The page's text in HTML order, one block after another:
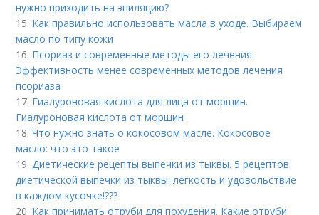
нужно приходить на эпиляцию?
15. Как правильно использовать масла в уходе. Выбираем
масло по типу кожи
16. Псориаз и современные методы его лечения.
Эффективность менее современных методов лечения
псориаза
17. Гиалуроновая кислота для лица от морщин.
Гиалуроновая кислота от морщин
18.Что нужно знать о кокосовом масле. Кокосовое
масло: что это такое
19.Диетические рецепты выпечки из тыквы. 5 рецептов
диетической выпечки из тыквы: лёгкость и удовольствие
в каждом кусочке!???
20. Как принимать отруби для похудения. Какие отруби